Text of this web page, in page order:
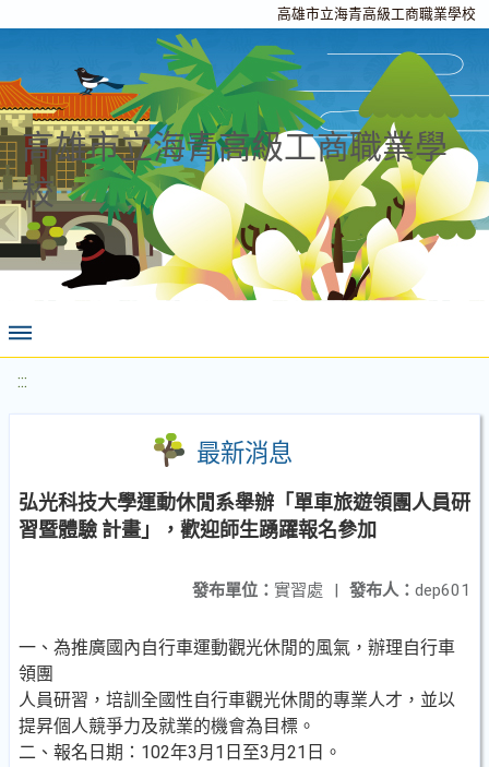
高雄市立海青高級工商職業學校
高雄市立海青高級工商職業學
校
:::
最新消息
弘光科技大學運動休閒系舉辦「單車旅遊領團人員研
習暨體驗 計畫」，歡迎師生踴躍報名參加
發布人： dep601
發布單位： 實習處 |
一、為推廣國內自行車運動觀光休閒的風氣，辦理自行車
領團
人員研習，培訓全國性自行車觀光休閒的專業人才，並以
提昇個人競爭力及就業的機會為目標。
二、報名日期：102年3月1日至3月21日。